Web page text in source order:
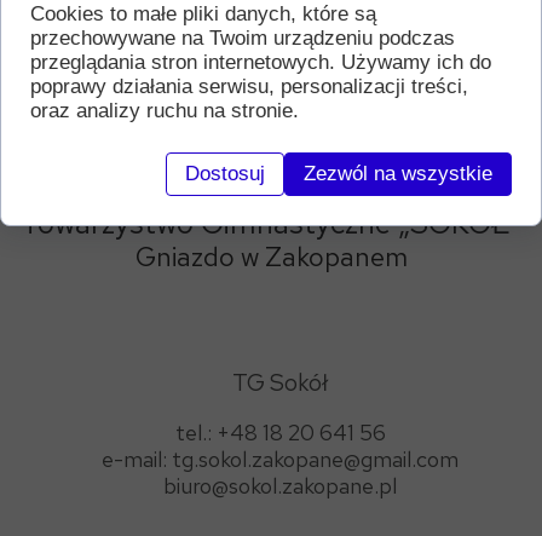
Towarzystwo Gimnastyczne„SOKÓŁ”
Gniazdo w Zakopanem
TG Sokół
tel.: +48 18 20 641 56
e-mail: tg.sokol.zakopane@gmail.com
biuro@sokol.zakopane.pl
Cookies to małe pliki danych, które są
przechowywane na Twoim urządzeniu podczas
przeglądania stron internetowych. Używamy ich do
poprawy działania serwisu, personalizacji treści,
oraz analizy ruchu na stronie.
Dostosuj Zezwól na wszystkie